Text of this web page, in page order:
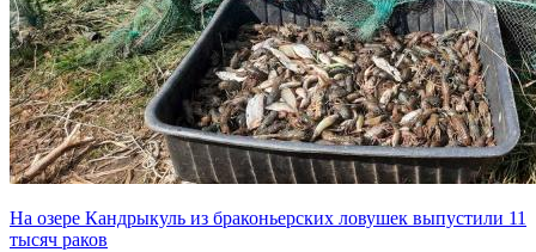
На озере Кандрыкуль из браконьерских ловушек выпустили 11
тысяч раков